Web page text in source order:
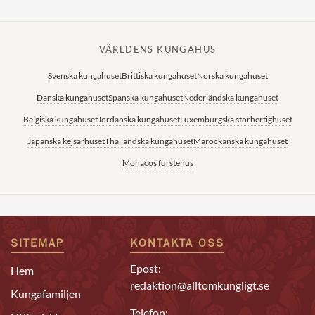
VÄRLDENS KUNGAHUS
Svenska kungahusetBrittiska kungahusetNorska kungahuset
Danska kungahusetSpanska kungahusetNederländska kungahuset
Belgiska kungahusetJordanska kungahusetLuxemburgska storhertighuset
Japanska kejsarhusetThailändska kungahusetMarockanska kungahuset
Monacos furstehus
SITEMAP
Hem
Kungafamiljen
KONTAKTA OSS
Epost:
redaktion@alltomkungligt.se